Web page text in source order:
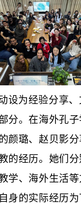
设为经验分享
分。在海外孔
颜璐、赵贝影
的经历。她们
学、海外生活
身的实际经历